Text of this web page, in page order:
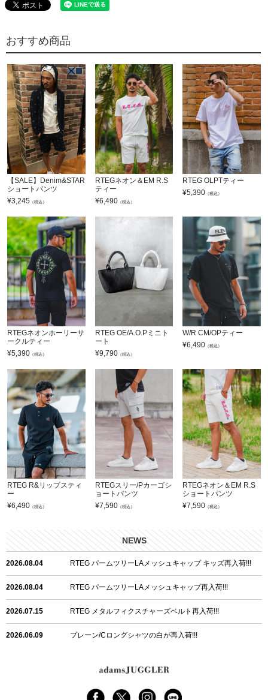
おすすめ商品
【SALE】Denim&STAR
ショートパンツ
¥3,245 （税込）
RTEGネオン＆EM R.S
ティー
¥6,490（税込）
RTEG OLPTティー
¥5,390 （税込）
RTEGネオンホーリーサ
ークルティー
¥5,390 （税込）
RTEG OE/A.O.Pミニト
ート
¥9,790（税込）
W/R CM/OPティー
¥6,490 （税込）
RTEG R&リップスティ
ー
¥6,490 （税込）
RTEGスリー/Pカーゴシ
ョートパンツ
¥7,590（税込）
RTEGネオン＆EM R.S
ショートパンツ
¥7,590 （税込）
NEWS
2026.08.04 RTEG パームツリーLAメッシュキャップ キッズ再入荷!!!
2026.08.04 RTEG パームツリーLAメッシュキャップ再入荷!!!
2026.07.15 RTEG メタルフィクスチャーズベルト再入荷!!!
2026.06.09 プレーン/Cロングシャツの白が再入荷!!!